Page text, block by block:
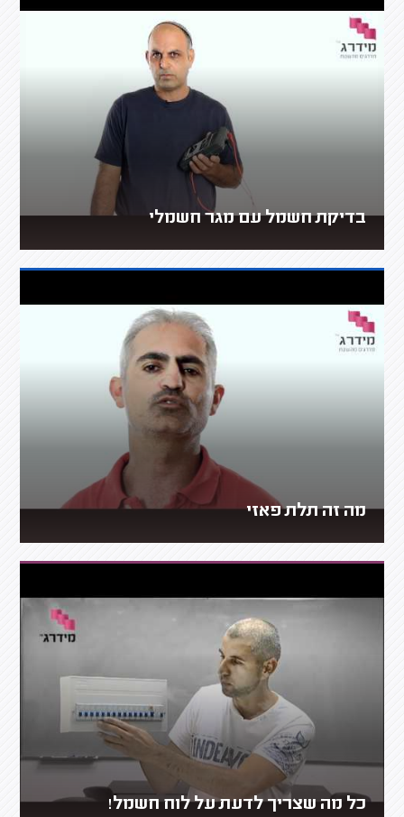
בדיקת חשמל עם מגר חשמלי
מה זה תלת פאזי
כל מה שצריך לדעת על לוח חשמל!